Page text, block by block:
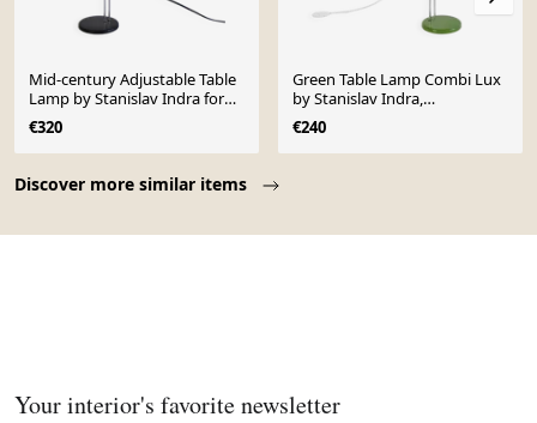
Discover more similar items
Mid-century Adjustable Table
Lamp by Stanislav Indra for
Combi Lux, 1970's.
€320
Green Table Lamp Combi Lux
by Stanislav Indra,
Czechoslovakia, 1970's.
€240
Your interior's favorite newsletter